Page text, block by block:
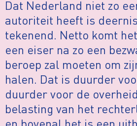
Dat Nederland niet zo
autoriteit heeft is
tekenend. Netto komt
een eiser na zo een
beroep zal moeten om
halen. Dat is duurder
duurder voor de
belasting van het